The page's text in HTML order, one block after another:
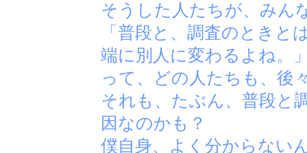
そうした人たちが、みん
「普段と、調査のときと
端に別人に変わるよね。
って、どの人たちも、後
それも、たぶん、普段と
因なのかも？
僕自身、よく分からない